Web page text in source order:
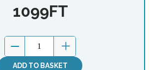
1099FT
ADD TO BASKET